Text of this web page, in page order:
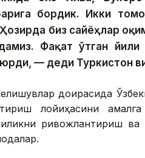
бордик. Икки
биз сайёҳлар
Фақат ўтган йили
— деди Туркистон
доирасида
лойиҳасини
ривожлантириш